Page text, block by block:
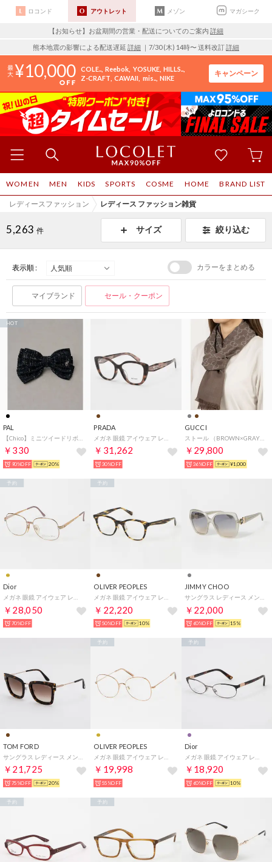
ロコンド アウトレット メゾン マガシーク
【お知らせ】お盆期間の営業・配送についてのご案内 詳細
熊本地震の影響による配送遅延 詳細 ｜7/30 (木) 14時〜 送料改訂詳細
10,000 COLE.. Reebok YOSUKE HILLS..
Z-CRAFT CAWAII mis.. NIKE
キャンペーン
WOMEN MEN KIDS SPORTS COSME HOME BRAND LIST
レディースファッション レディース ファッション雑貨
5,263 件 サイズ 絞り込む
表示順 : カラーをまとめる
マイブランド セール・クーポン
PAL
￥330
HOT
90%OFF 20%
PRADA
￥31,262
30%OFF
GUCCI
ストール （BROWN×GRAY）
￥29,800
36%OFF ¥1,000
Dior
￥28,050
予約
70%OFF
OLIVER PEOPLES
￥22,220
予約
50%OFF 10%
JIMMY CHOO
￥22,000
60%OFF 15%
TOM FORD
￥21,725
75%OFF 20%
OLIVER PEOPLES
￥19,998
予約
55%OFF
Dior
￥18,920
予約
60%OFF 10%
予約 予約